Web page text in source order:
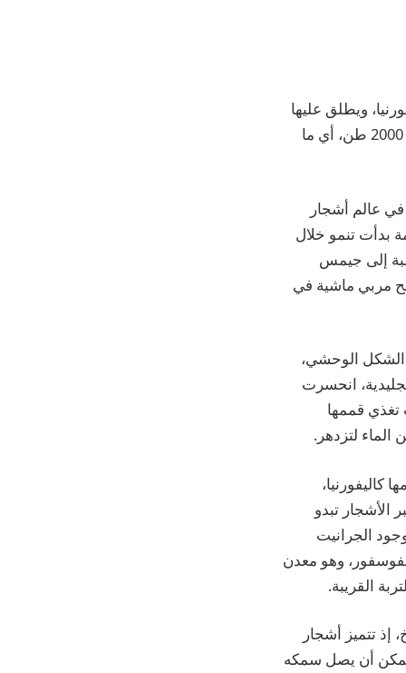
ويطلق عليها
«الجنرال شرمان»، ويبلغ ارتفاعها 275 قدماً ما يعادل طول 3 حيتان زرقاء، وتزن أكثر من 2000 طن، أي ما
تماماً في عالم أشجار
الشجرة الضخمة بدأت تنمو خلال
إلى جيمس
مربي ماشية في
الشكل الوحشي،
انحسرت
تغذي قممها
الماء لتزدهر.
كاليفورنيا،
تبدو
الجرانيت
وهو معدن
القريبة.
تتميز أشجار
يمكن أن يصل سمكه